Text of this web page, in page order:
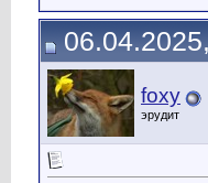
foxy
эрудит